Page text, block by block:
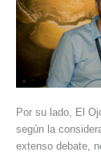
Por su lado, El
según la
extenso debate,